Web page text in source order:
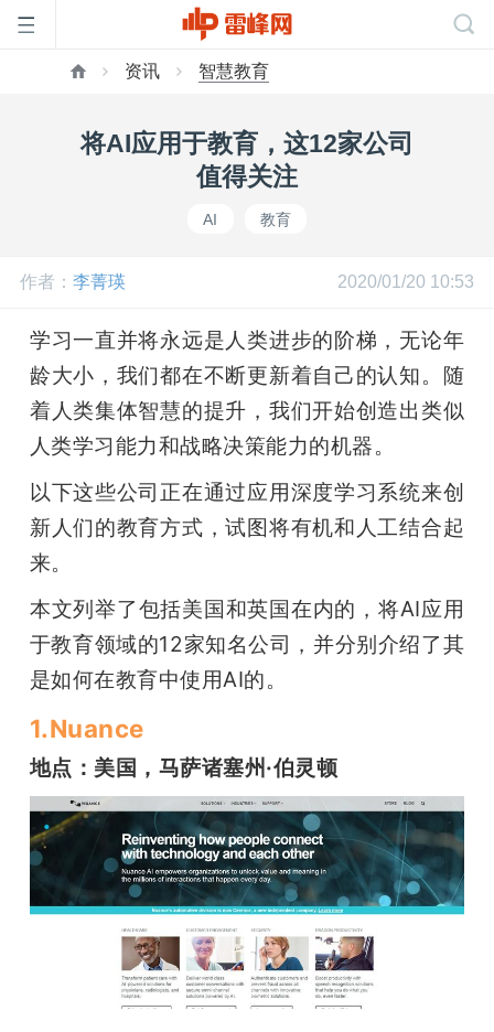
网
开
动
中
心
GAIR
资讯 智慧教育
将AI应用于教育，这12家公司
值得关注
AI 教育
作者： 李菁瑛 2020/01/20 10:53
学习一直并将永远是人类进步的阶梯，无论年
龄大小，我们都在不断更新着自己的认知。随
着人类集体智慧的提升，我们开始创造出类似
人类学习能力和战略决策能力的机器。
以下这些公司正在通过应用深度学习系统来创
新人们的教育方式，试图将有机和人工结合起
来。
本文列举了包括美国和英国在内的，将AI应用
于教育领域的12家知名公司，并分别介绍了其
是如何在教育中使用AI的。
1.Nuance
地点：美国，马萨诸塞州·伯灵顿